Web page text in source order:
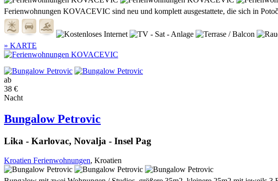
Ferienwohnungen KOVACEVIC sind neu und komplett ausgestattete, die sich in
» KARTE
ab
38 €
Nacht
Bungalow Petrovic
Lika - Karlovac, Novalja - Insel Pag
Kroatien Ferienwohnungen, Kroatien